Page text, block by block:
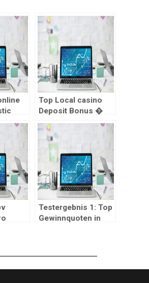
Top Local casino
Deposit Bonus �
Finest Twelve The
fresh new Member
Provides Within the
2025
Testergebnis 1: Top
Gewinnquoten in